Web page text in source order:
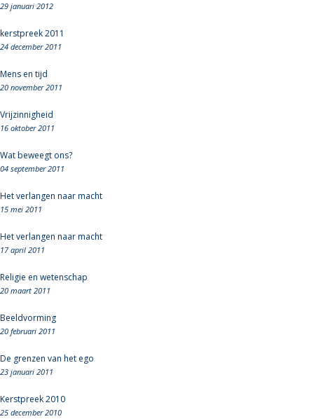
29 januari 2012
kerstpreek 2011
24 december 2011
Mens en tijd
20 november 2011
Vrijzinnigheid
16 oktober 2011
Wat beweegt ons?
04 september 2011
Het verlangen naar macht
15 mei 2011
Het verlangen naar macht
17 april 2011
Religie en wetenschap
20 maart 2011
Beeldvorming
20 februari 2011
De grenzen van het ego
23 januari 2011
Kerstpreek 2010
25 december 2010